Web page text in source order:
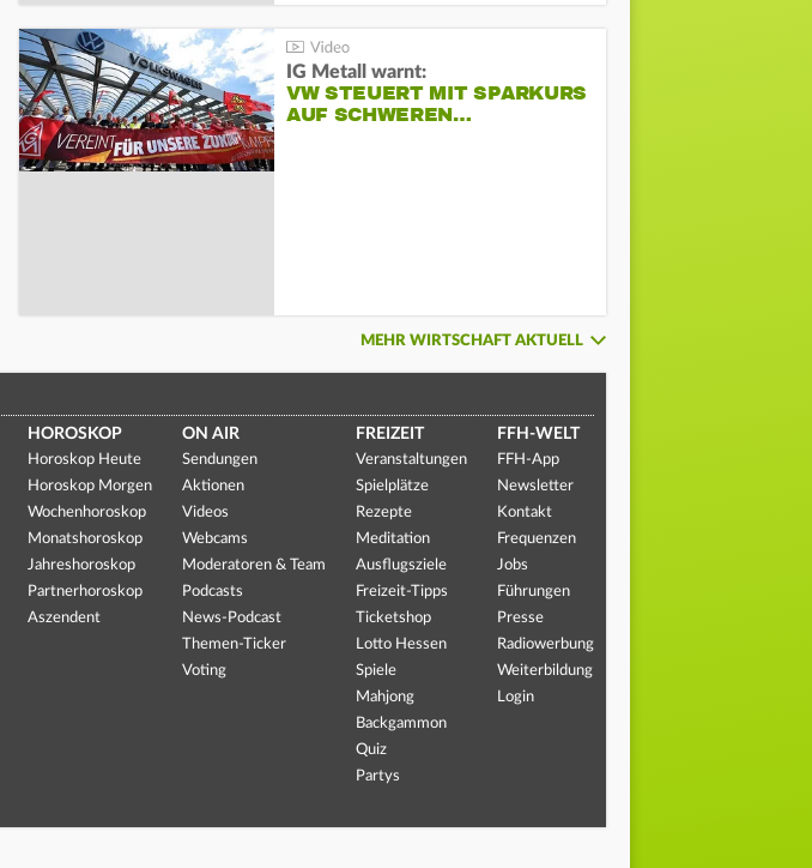
IG Metall warnt:
VW STEUERT MIT SPARKURS
AUF SCHWEREN…
MEHR WIRTSCHAFT AKTUELL
HOROSKOP
Horoskop Heute
Horoskop Morgen
Wochenhoroskop
Monatshoroskop
Jahreshoroskop
Partnerhoroskop
Aszendent
ON AIR
Sendungen
Aktionen
Videos
Webcams
Moderatoren & Team
Podcasts
News-Podcast
Themen-Ticker
Voting
FREIZEIT
Veranstaltungen
Spielplätze
Rezepte
Meditation
Ausflugsziele
Freizeit-Tipps
Ticketshop
Lotto Hessen
Spiele
Mahjong
Backgammon
Quiz
Partys
FFH-WELT
FFH-App
Newsletter
Kontakt
Frequenzen
Jobs
Führungen
Presse
Radiowerbung
Weiterbildung
Login